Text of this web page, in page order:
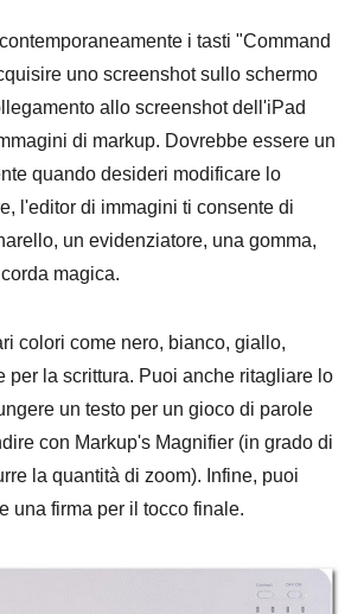
i tasti "Command
uno screenshot sullo schermo
allo screenshot dell'iPad
di markup. Dovrebbe essere un
quando desideri modificare lo
l'editor di immagini ti consente di
un evidenziatore, una gomma,
magica.
colori come nero, bianco, giallo,
per la scrittura. Puoi anche ritagliare lo
un testo per un gioco di parole
con Markup's Magnifier (in grado di
la quantità di zoom). Infine, puoi
una firma per il tocco finale.